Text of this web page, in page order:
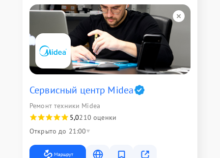
Сервисный центр Midea
Ремонт техники Midea
5,0210 оценки
Открыто до 21:00
Маршрут